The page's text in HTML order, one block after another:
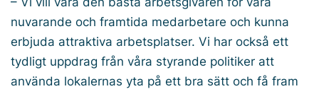
nuvarande och framtida medarbetare och kunna
erbjuda attraktiva arbetsplatser. Vi har också ett
tydligt uppdrag från våra styrande politiker att
använda lokalernas yta på ett bra sätt och få fram